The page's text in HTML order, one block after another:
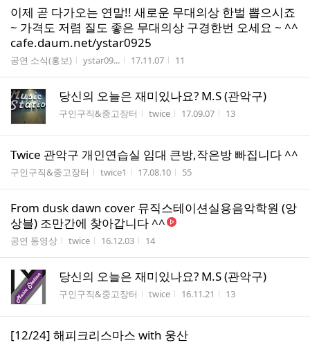
이제 곧 다가오는 연말!! 새로운 무대의상 한벌 뽑으시죠
~ 가격도 저렴 질도 좋은 무대의상 구경한번 오세요 ~ ^^
cafe.daum.net/ystar0925
게시판명
공연 소식(홍보) 작성자
ystar09... 작성시간
17.11.07 조회수
11
당신의 오늘은 재미있나요? M.S (관악구)
게시판명
구인구직&중고장터 작성자
twice 작성시간
17.09.07 조회수
13
Twice 관악구 개인연습실 임대 큰방,작은방 빠집니다 ^^
게시판명
구인구직&중고장터 작성자
twice1 작성시간
17.08.10 조회수
55
From dusk dawn cover 뮤직스테이션실용음악학원 (앙
상블) 조만간에 찾아갑니다 ^^
게시판명
공연 동영상 작성자
twice 작성시간
16.12.03 조회수
14
당신의 오늘은 재미있나요? M.S (관악구)
게시판명
구인구직&중고장터 작성자
twice 작성시간
16.11.21 조회수
13
[12/24] 해피크리스마스 with 웅산